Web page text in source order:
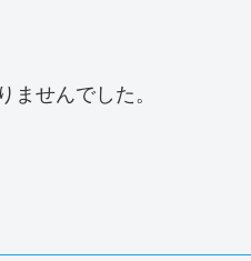
せんでした。